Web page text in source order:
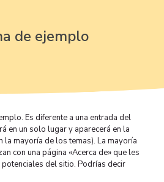
de ejemplo
Es diferente a una entrada del
en un solo lugar y aparecerá en la
la mayoría de los temas). La mayoría
con una página «Acerca de» que les
del sitio. Podrías decir